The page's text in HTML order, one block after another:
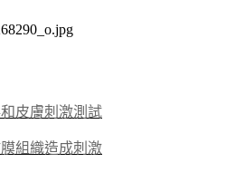
皮膚刺激測試
組織造成刺激